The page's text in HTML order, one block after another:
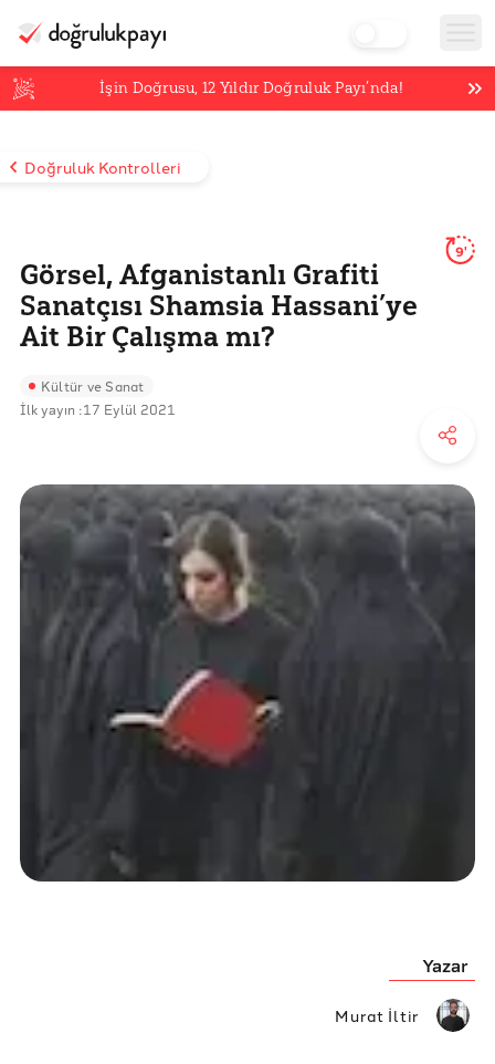
İşin Doğrusu,12 Yıldır Doğruluk Payı’nda!
Doğruluk Kontrolleri
Görsel, Afganistanlı Grafiti
Sanatçısı Shamsia Hassani’ye
Ait Bir Çalışma mı?
9'
Kültür ve Sanat
İlk yayın :17 Eylül 2021
Yazar
Murat İltir